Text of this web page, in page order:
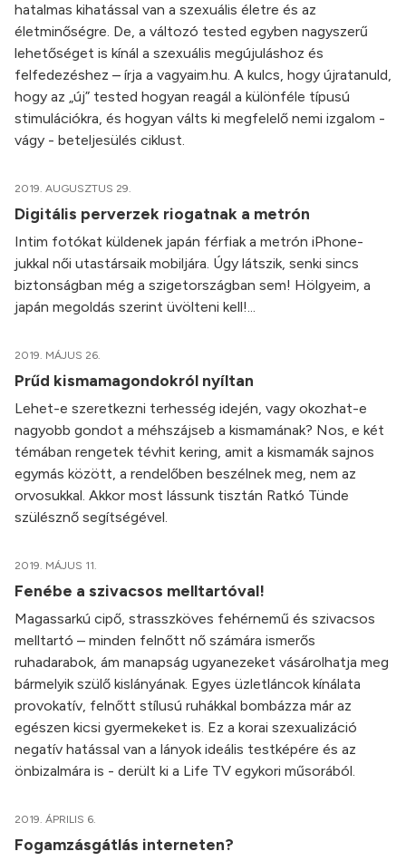
hatalmas kihatással van a szexuális életre és az
életminőségre. De, a változó tested egyben nagyszerű
lehetőséget is kínál a szexuális megújuláshoz és
felfedezéshez – írja a vagyaim.hu. A kulcs, hogy újratanuld,
hogy az „új” tested hogyan reagál a különféle típusú
stimulációkra, és hogyan válts ki megfelelő nemi izgalom -
vágy - beteljesülés ciklust.
2019. AUGUSZTUS 29.
Digitális perverzek riogatnak a metrón
Intim fotókat küldenek japán férfiak a metrón iPhone-
jukkal női utastársaik mobiljára. Úgy látszik, senki sincs
biztonságban még a szigetországban sem! Hölgyeim, a
japán megoldás szerint üvölteni kell!...
2019. MÁJUS 26.
Prűd kismamagondokról nyíltan
Lehet-e szeretkezni terhesség idején, vagy okozhat-e
nagyobb gondot a méhszájseb a kismamának? Nos, e két
témában rengetek tévhit kering, amit a kismamák sajnos
egymás között, a rendelőben beszélnek meg, nem az
orvosukkal. Akkor most lássunk tisztán Ratkó Tünde
szülésznő segítségével.
2019. MÁJUS 11.
Fenébe a szivacsos melltartóval!
Magassarkú cipő, strasszköves fehérnemű és szivacsos
melltartó – minden felnőtt nő számára ismerős
ruhadarabok, ám manapság ugyanezeket vásárolhatja meg
bármelyik szülő kislányának. Egyes üzletláncok kínálata
provokatív, felnőtt stílusú ruhákkal bombázza már az
egészen kicsi gyermekeket is. Ez a korai szexualizáció
negatív hatással van a lányok ideális testképére és az
önbizalmára is - derült ki a Life TV egykori műsorából.
2019. ÁPRILIS 6.
Fogamzásgátlás interneten?